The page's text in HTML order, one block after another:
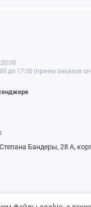
до 17:00 (прием заказов
Бандеры, 28 А,